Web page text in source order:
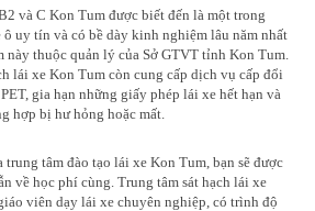
và C Kon Tum được biết đến là một trong
uy tín và có bề dày kinh nghiệm lâu năm nhất
này thuộc quản lý của Sở GTVT tỉnh Kon Tum.
lái xe Kon Tum còn cung cấp dịch vụ cấp đổi
gia hạn những giấy phép lái xe hết hạn và
hợp bị hư hỏng hoặc mất.
tâm đào tạo lái xe Kon Tum, bạn sẽ được
về học phí cùng. Trung tâm sát hạch lái xe
viên dạy lái xe chuyên nghiệp, có trình độ